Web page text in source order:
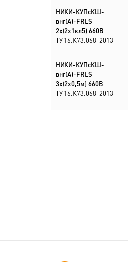
НИКИ-КУПсКШ-
внг(А)-FRLS
2х(2х1кл5) 660В
ТУ 16.К73.068-2013
НИКИ-КУПсКШ-
внг(А)-FRLS
3х(2х0,5м) 660В
ТУ 16.К73.068-2013